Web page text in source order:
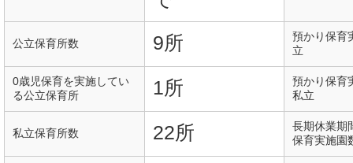
公立保育所数 9所
預かり保育
立
0歳児保育を実施してい
る公立保育所
1所
預かり保育
私立
私立保育所数 22所
長期休業期
保育実施園